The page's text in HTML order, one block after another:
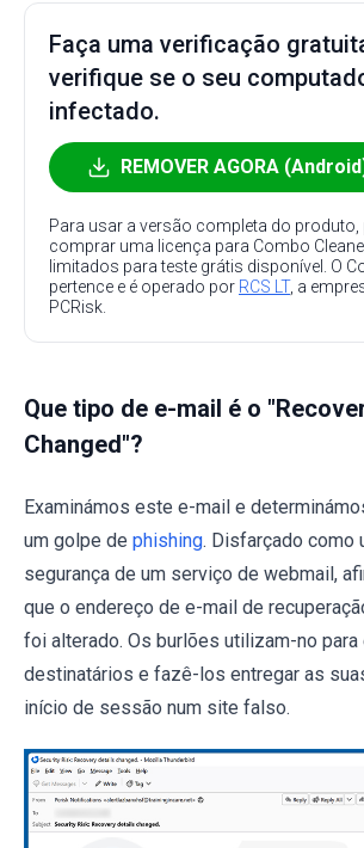
Faça uma verificação
verifique se o seu
infectado.
REMOVER AGORA
Para usar a versão completa do produto,
comprar uma licença para Combo
limitados para teste grátis disponível. O
pertence e é operado por RCS LT, a
PCRisk.
Que tipo de e-mail é o
Changed"?
Examinámos este e-mail e
um golpe de phishing. Disfarçado como
segurança de um serviço de webmail,
que o endereço de e-mail de
foi alterado. Os burlões utilizam-no para
destinatários e fazê-los entregar as
início de sessão num site falso.